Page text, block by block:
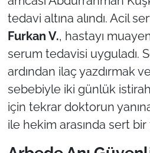
tedavi altına alındı. Acil
Furkan V., hastayı
serum tedavisi uyguladı.
ardından ilaç yazdırmak ve
sebebiyle iki günlük
için tekrar doktorun
ile hekim arasında sert bir